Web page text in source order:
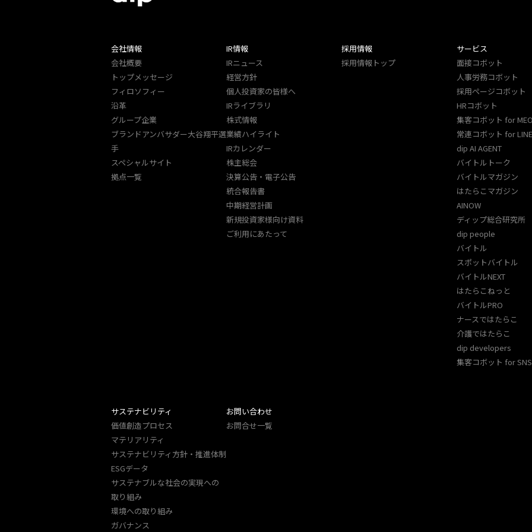
会社情報
会社概要
トップメッセージ
フィロソフィー
沿革
グループ企業
ブランドアンバサダー大谷翔平選
手
スペシャルサイト
拠点一覧
IR情報
IRニュース
経営方針
個人投資家の皆様へ
IRライブラリ
株式情報
業績ハイライト
IRカレンダー
株主総会
決算公告・電子公告
統合報告書
中期経営計画
新規投資家様向け資料
ご利用にあたって
採用情報
採用情報トップ
サービス
面接コボット
人事労務コボット​
採用ページコボット​
HRコボット
集客コボット for MEO
常連コボット for LINE​
dip AI AGENT
バイトルトーク
バイトルマガジン
はたらこマガジン
AINOW
ディップ総合研究所
dip people
バイトル
スポットバイトル
バイトルNEXT
はたらこねっと
バイトルPRO
ナースではたらこ
介護ではたらこ
dip developers
集客コボット for
サステナビリティ
価値創造プロセス
マテリアリティ
サステナビリティ方針・推進体制
ESGデータ
サステナブルな社会の実現への
取り組み
環境への取り組み
ガバナンス
お問い合わせ
お問合せ一覧